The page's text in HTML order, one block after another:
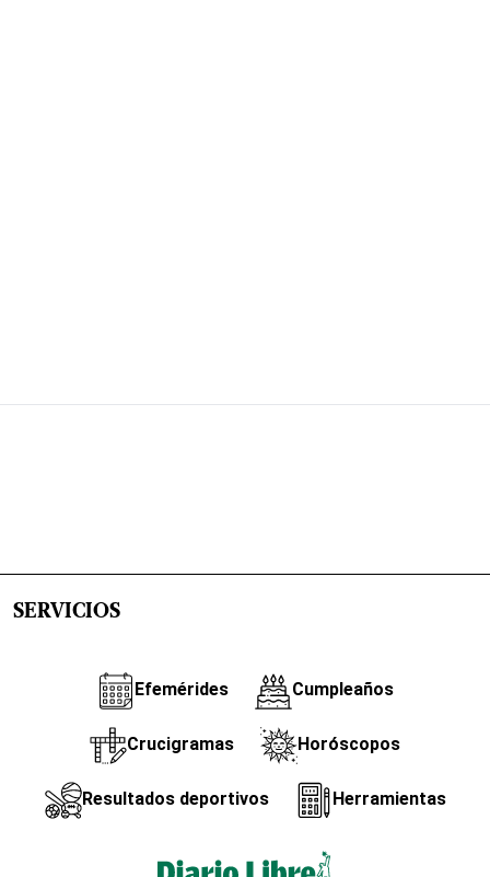
SERVICIOS
Efemérides Cumpleaños
Crucigramas Horóscopos
Resultados deportivos Herramientas